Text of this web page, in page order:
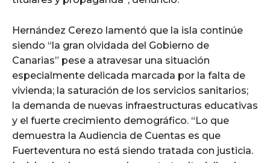
Hernández Cerezo lamentó que la isla continúe
siendo “la gran olvidada del Gobierno de
Canarias” pese a atravesar una situación
especialmente delicada marcada por la falta de
vivienda; la saturación de los servicios sanitarios;
la demanda de nuevas infraestructuras educativas
y el fuerte crecimiento demográfico. “Lo que
demuestra la Audiencia de Cuentas es que
Fuerteventura no está siendo tratada con justicia.